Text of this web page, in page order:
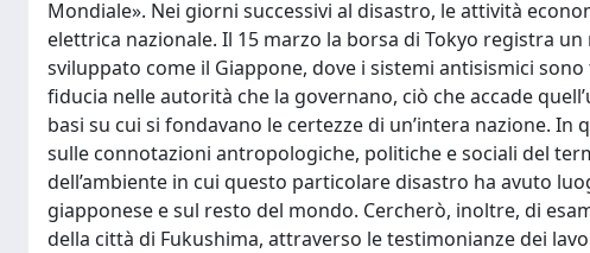
Mondiale». Nei giorni successivi al disastro, le attività
elettrica nazionale. Il 15 marzo la borsa di Tokyo registra
sviluppato come il Giappone, dove i sistemi antisismici
fiducia nelle autorità che la governano, ciò che accade
basi su cui si fondavano le certezze di un’intera nazione.
sulle connotazioni antropologiche, politiche e sociali del
dell’ambiente in cui questo particolare disastro ha avuto
giapponese e sul resto del mondo. Cercherò, inoltre, di
della città di Fukushima, attraverso le testimonianze dei